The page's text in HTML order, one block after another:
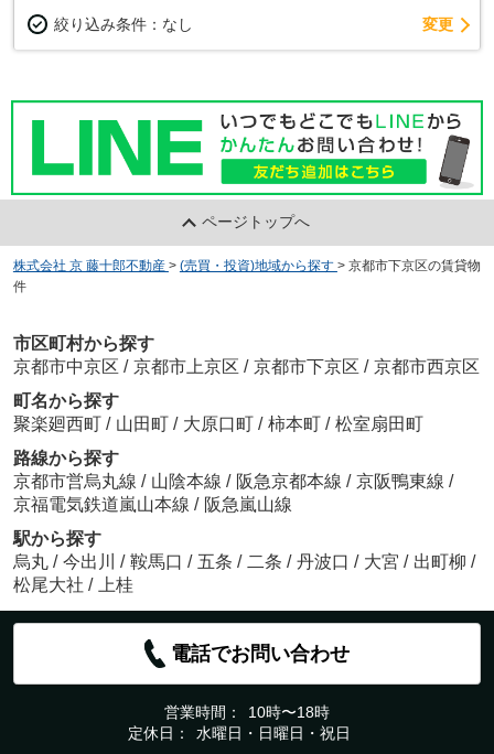
絞り込み条件： なし 変更
ページトップへ
株式会社 京 藤十郎不動産 > (売買・投資)地域から探す > 京都市下京区の賃貸物
件
市区町村から探す
京都市中京区 / 京都市上京区 / 京都市下京区 / 京都市西京区
町名から探す
聚楽廻西町 / 山田町 / 大原口町 / 柿本町 / 松室扇田町
路線から探す
京都市営烏丸線 / 山陰本線 / 阪急京都本線 / 京阪鴨東線 /
京福電気鉄道嵐山本線 / 阪急嵐山線
駅から探す
烏丸 / 今出川 / 鞍馬口 / 五条 / 二条 / 丹波口 / 大宮 / 出町柳 /
松尾大社 / 上桂
電話でお問い合わせ
営業時間：
10時〜18時
定休日：
水曜日・日曜日・祝日